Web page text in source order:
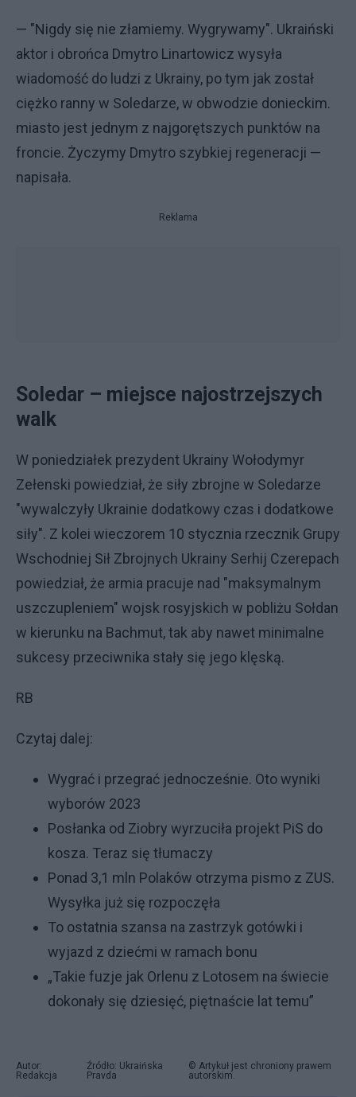
— "Nigdy się nie złamiemy. Wygrywamy". Ukraiński
aktor i obrońca Dmytro Linartowicz wysyła
wiadomość do ludzi z Ukrainy, po tym jak został
ciężko ranny w Soledarze, w obwodzie donieckim.
miasto jest jednym z najgorętszych punktów na
froncie. Życzymy Dmytro szybkiej regeneracji —
napisała.
Reklama
Soledar – miejsce najostrzejszych
walk
W poniedziałek prezydent Ukrainy Wołodymyr
Zełenski powiedział, że siły zbrojne w Soledarze
"wywalczyły Ukrainie dodatkowy czas i dodatkowe
siły". Z kolei wieczorem 10 stycznia rzecznik Grupy
Wschodniej Sił Zbrojnych Ukrainy Serhij Czerepach
powiedział, że armia pracuje nad "maksymalnym
uszczupleniem" wojsk rosyjskich w pobliżu Sołdan
w kierunku na Bachmut, tak aby nawet minimalne
sukcesy przeciwnika stały się jego klęską.
RB
Czytaj dalej:
Wygrać i przegrać jednocześnie. Oto wyniki
wyborów 2023
Posłanka od Ziobry wyrzuciła projekt PiS do
kosza. Teraz się tłumaczy
Ponad 3,1 mln Polaków otrzyma pismo z ZUS.
Wysyłka już się rozpoczęła
To ostatnia szansa na zastrzyk gotówki i
wyjazd z dziećmi w ramach bonu
„Takie fuzje jak Orlenu z Lotosem na świecie
dokonały się dziesięć, piętnaście lat temu”
Autor:
Redakcja
Źródło: Ukraińska
Pravda
© Artykuł jest chroniony prawem
autorskim.